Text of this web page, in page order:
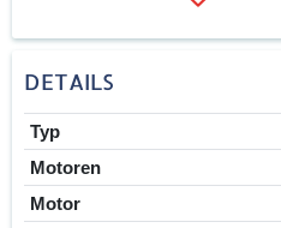
DETAILS
Typ
Motoren
Motor